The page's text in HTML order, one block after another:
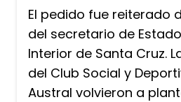
El pedido fue reiterado
del secretario de
Interior de Santa Cruz.
del Club Social y
Austral volvieron a